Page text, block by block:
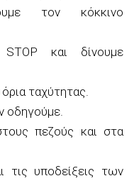
τον κόκκινο
και δίνουμε
ταχύτητας.
οδηγούμε.
πεζούς και στα
τις υποδείξεις των